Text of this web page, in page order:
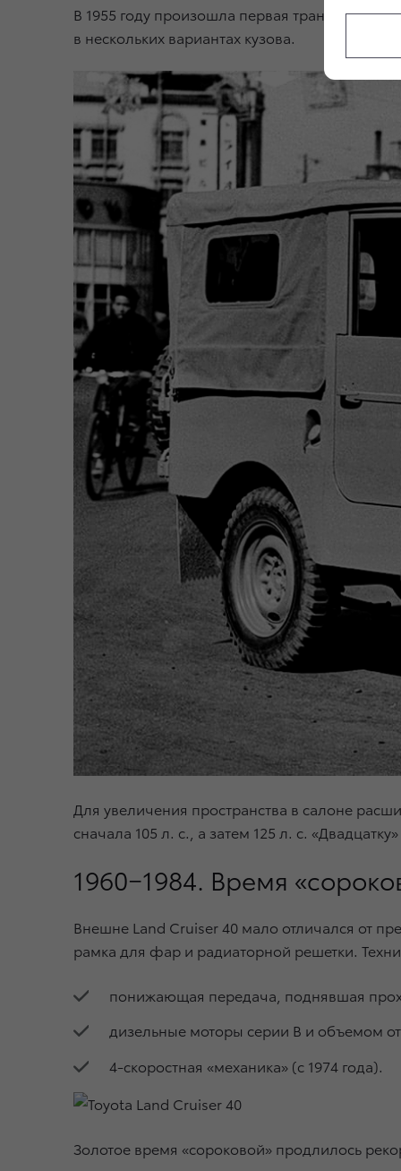
В 1955 году произошла первая
в нескольких вариантах кузова.
Для увеличения пространства в салоне
сначала 105 л. с., а затем 125 л. с.
1960−1984. Время
Внешне Land Cruiser 40 мало отличался от
рамка для фар и радиаторной решетки.
понижающая передача, поднявшая
дизельные моторы серии В и объемом
4-скоростная «механика» (с 1974 года).
Золотое время «сороковой» продлилось